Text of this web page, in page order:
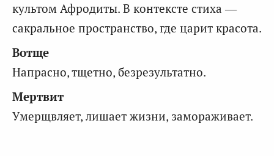
культом Афродиты. В контексте стиха —
сакральное пространство, где царит красота.
Вотще
Напрасно, тщетно, безрезультатно.
Мертвит
Умерщвляет, лишает жизни, замораживает.